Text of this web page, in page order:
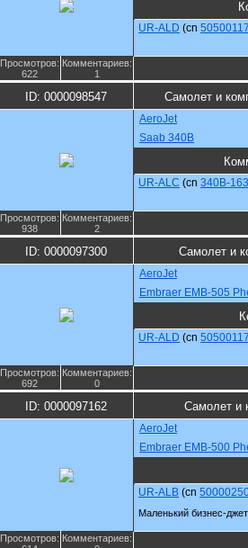
UR-ALD (cn
Просмотров:
622
Комментариев:
1
ID: 0000098547 Самолет и
AeroJet
Saab 340B
UR-ALC (cn 340B-163
Просмотров:
938
Комментариев:
2
ID: 0000097300 Самолет и
AeroJet
Embraer EMB-505
UR-ALD (cn
Просмотров:
692
Комментариев:
0
ID: 0000097162 Самолет и
AeroJet
Embraer EMB-500
UR-ALB (cn
Маленький бизнес-
Просмотров: Комментариев: